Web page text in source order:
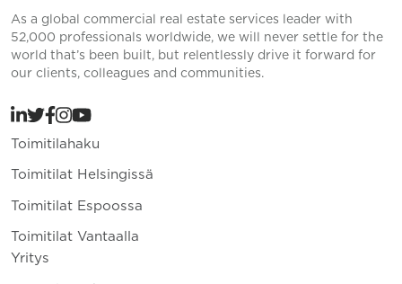
As a global commercial real estate services leader with
52,000 professionals worldwide, we will never settle for the
world that’s been built, but relentlessly drive it forward for
our clients, colleagues and communities.
Toimitilahaku
Toimitilat Helsingissä
Toimitilat Espoossa
Toimitilat Vantaalla
Yritys